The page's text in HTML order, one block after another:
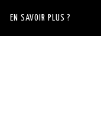
EN SAVOIR PLUS ?